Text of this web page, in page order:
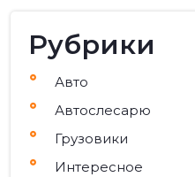
Рубрики
Авто
Автослесарю
Грузовики
Интересное